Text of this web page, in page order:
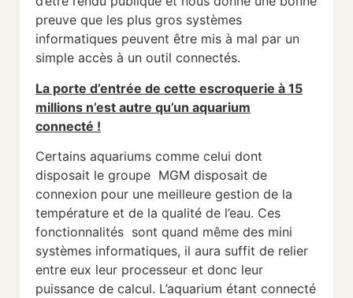
preuve que les plus gros systèmes
informatiques peuvent être mis à mal par un
simple accès à un outil connectés.
La porte d’entrée de cette escroquerie à 15
millions n’est autre qu’un aquarium
connecté !
Certains aquariums comme celui dont
disposait le groupe MGM disposait de
connexion pour une meilleure gestion de la
température et de la qualité de l’eau. Ces
fonctionnalités sont quand même des mini
systèmes informatiques, il aura suffit de relier
entre eux leur processeur et donc leur
puissance de calcul. L’aquarium étant connecté